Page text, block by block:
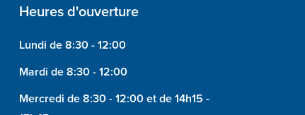
Heures d'ouverture
Lundi de 8:30 - 12:00
Mardi de 8:30 - 12:00
Mercredi de 8:30 - 12:00 et de 14h15 -